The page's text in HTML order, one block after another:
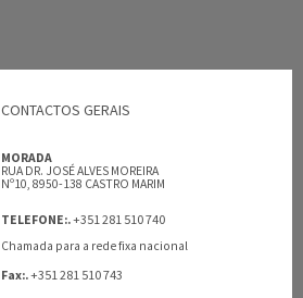
CONTACTOS GERAIS
MORADA
RUA DR. JOSÉ ALVES MOREIRA
Nº10, 8950-138 CASTRO MARIM
TELEFONE:.+351 281 510 740
Chamada para a rede fixa nacional
Fax:.+351 281 510 743